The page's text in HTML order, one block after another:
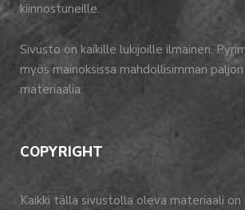
kiinnostuneille.
Sivusto on kaikille lukijoille ilmainen.
myös mainoksissa mahdollisimman
materiaalia.
COPYRIGHT
Kaikki tällä sivustolla oleva materiaali